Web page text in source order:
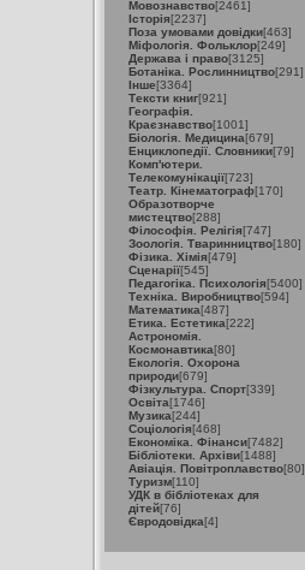
Мовознавство[2461]
Історія[2237]
Поза умовами довідки[463]
Міфологія. Фольклор[249]
Держава і право[3125]
Ботаніка. Рослинництво[291]
Інше[3364]
Тексти книг[921]
Географія.
Краєзнавство[1001]
Біологія. Медицина[679]
Енциклопедії. Словники[79]
Комп'ютери.
Телекомунікації[723]
Театр. Кінематограф[170]
Образотворче
мистецтво[288]
Філософія. Релігія[747]
Зоологія. Тваринництво[180]
Фізика. Хімія[479]
Сценарії[545]
Педагогіка. Психологія[5400]
Техніка. Виробництво[594]
Математика[487]
Етика. Естетика[222]
Астрономія.
Космонавтика[80]
Екологія. Охорона
природи[679]
Фізкультура. Спорт[339]
Освіта[1746]
Музика[244]
Соціологія[468]
Економіка. Фінанси[7482]
Бібліотеки. Архіви[1488]
Авіація. Повітроплавство[80]
Туризм[110]
УДК в бібліотеках для
дітей[76]
Євродовідка[4]